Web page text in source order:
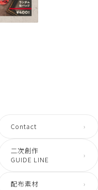
Contact ›
二次創作
GUIDE LINE
›
配布素材 ›